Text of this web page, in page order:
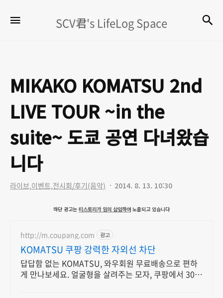
君's
SCV君's LifeLog Space
MIKAKO KOMATSU 2nd
LIVE TOUR ~in the
suite~ 도쿄 공연 다녀왔습
니다
라이브,이벤트,전시회/후기(음악) 2014. 8. 13. 10:30
하단 광고는 티스토리가 임의 삽입하여 노출되고 있습니다
http://m.coupang.com 광고
KOMATSU 쿠팡 강력한 자외선 차단
답답함 없는 KOMATSU, 와우회원 무료배송으로 편하
게 만나보세요. 얼굴형을 살려주는 모자, 쿠팡에서 30일